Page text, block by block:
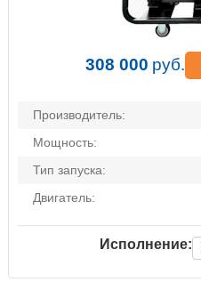
308 000 руб.
Производитель:
Мощность:
Тип запуска:
Двигатель:
Исполнение: